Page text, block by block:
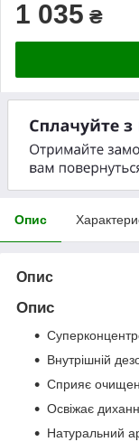
1 035 ₴
Опис
Опис
Опис
Внутрішній
Сприяє
Освіжає
Натуральний